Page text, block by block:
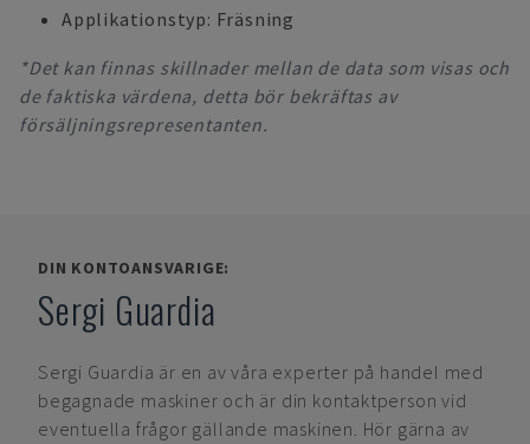
Applikationstyp: Fräsning
*Det kan finnas skillnader mellan de data som visas och
de faktiska värdena, detta bör bekräftas av
försäljningsrepresentanten.
DIN KONTOANSVARIGE:
Sergi Guardia
Sergi Guardia är en av våra experter på handel med
begagnade maskiner och är din kontaktperson vid
eventuella frågor gällande maskinen. Hör gärna av